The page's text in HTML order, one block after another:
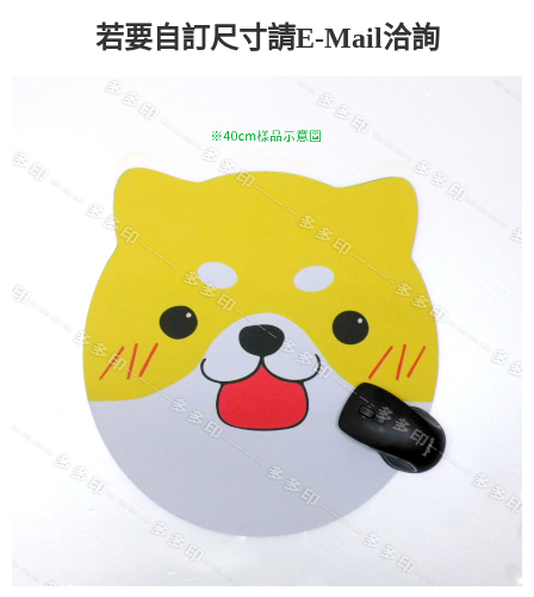
４．使用「AFTEE先享後付」時，將依據個別帳號之用戶狀況，依本公司即
請求用戶進行身份認證。
５．嚴禁一人註冊多個帳號或使用他人資訊註冊。若發現惡意使用之情形，
恩沛科技股份有限公司將有權停止該用戶之使用額度並採取法律行動。
若要自訂尺寸請E-Mail洽詢